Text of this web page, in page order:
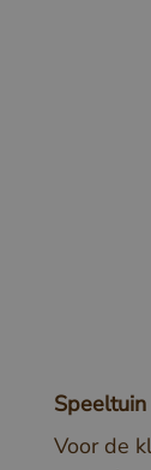
Voor de